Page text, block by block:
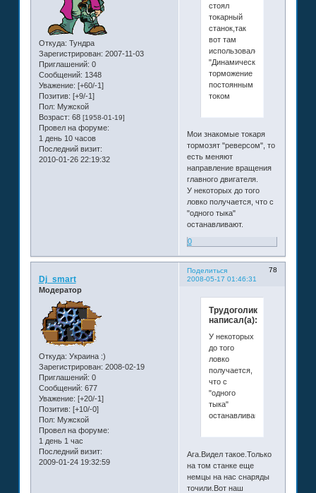
Откуда: Тундра
Зарегистрирован: 2007-11-03
Приглашений: 0
Сообщений: 1348
Уважение: [+60/-1]
Позитив: [+9/-1]
Пол: Мужской
Возраст: 68 [1958-01-19]
Провел на форуме:
1 день 10 часов
Последний визит:
2010-01-26 22:19:32
стоял
токарный
станок,так
вот там
использовалось
"Динамическое
торможение
постоянным
током
Мои знакомые токаря
тормозят "реверсом", то
есть меняют
направление вращения
главного двигателя.
У некоторых до того
ловко получается, что с
"одного тыка"
останавливают.
0
Поделиться
78
2008-05-17 01:46:31
Dj_smart
Модератор
Откуда: Украина :)
Зарегистрирован: 2008-02-19
Приглашений: 0
Сообщений: 677
Уважение: [+20/-1]
Позитив: [+10/-0]
Пол: Мужской
Провел на форуме:
1 день 1 час
Последний визит:
2009-01-24 19:32:59
Трудоголик
написал(а):
У некоторых
до того
ловко
получается,
что с
"одного
тыка"
останавливают
Ага.Видел такое.Только
на том станке еще
немцы на нас снаряды
точили.Вот наш